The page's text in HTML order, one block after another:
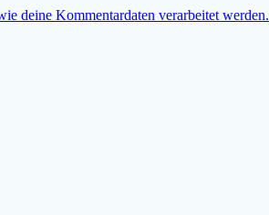
deine Kommentardaten verarbeitet werden.